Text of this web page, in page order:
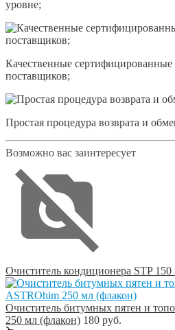
уровне;
Качественные
поставщиков;
Простая процедура возврата и
Возможно вас заинтересует
Очиститель кондиционера STP 150
Очиститель битумных пятен и
250 мл (флакон) 180 руб.